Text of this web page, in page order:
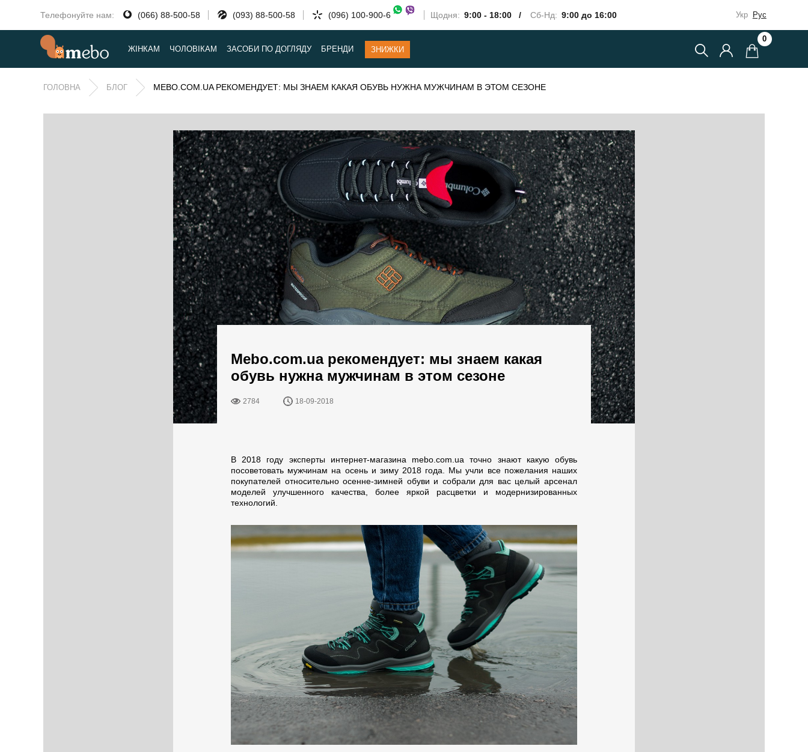
Телефонуйте нам: (066) 88-500-58 (093) 88-500-58 (096) 100-900-6 Щодня: 9:00 - 18:00 / Сб-Нд: 9:00 до 16:00 Укр Рус
ЖІНКАМ ЧОЛОВІКАМ ЗАСОБИ ПО ДОГЛЯДУ БРЕНДИ ЗНИЖКИ
0
ГОЛОВНА БЛОГ MEBO.COM.UA РЕКОМЕНДУЕТ: МЫ ЗНАЕМ КАКАЯ ОБУВЬ НУЖНА МУЖЧИНАМ В ЭТОМ СЕЗОНЕ
Mebo.com.ua рекомендует: мы знаем какая
обувь нужна мужчинам в этом сезоне
2784 18-09-2018
В 2018 году эксперты интернет-магазина mebo.com.ua точно знают какую обувь
посоветовать мужчинам на осень и зиму 2018 года. Мы учли все пожелания наших
покупателей относительно осенне-зимней обуви и собрали для вас целый арсенал
моделей улучшенного качества, более яркой расцветки и модернизированных
технологий.